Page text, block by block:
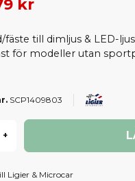
kr
fäste till dimljus & LED-
för modeller utan
SCP1409803
+
Ligier & Microcar